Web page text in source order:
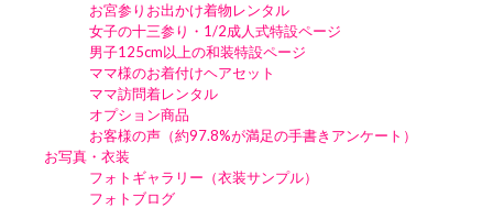
お宮参りお出かけ着物レンタル
女子の十三参り・1/2成人式特設ページ
男子125cm以上の和装特設ページ
ママ様のお着付けヘアセット
ママ訪問着レンタル
オプション商品
お客様の声（約97.8%が満足の手書きアンケート）
お写真・衣装
フォトギャラリー（衣装サンプル）
フォトブログ